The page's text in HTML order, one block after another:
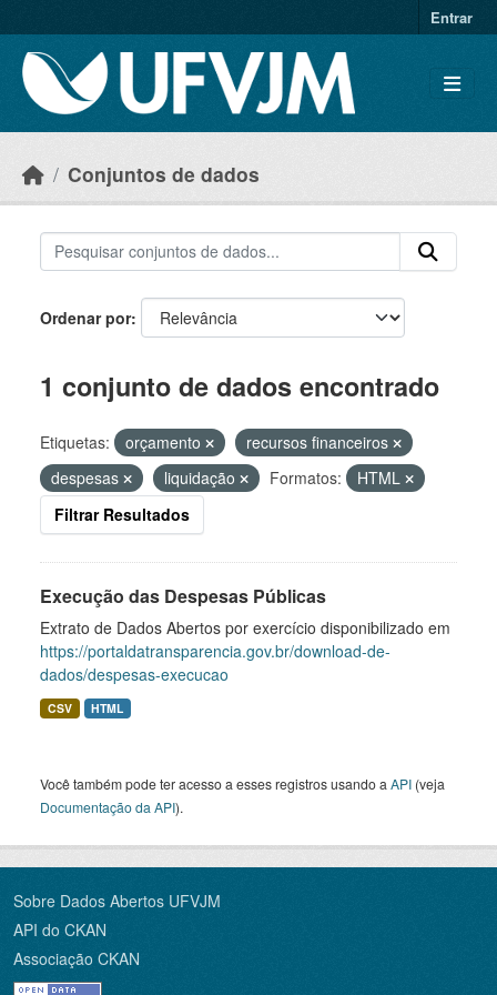
Entrar
Conjuntos de dados
Ordenar por
1 conjunto de dados encontrado
Etiquetas: orçamento
recursos financeiros
despesas
liquidação Formatos:
HTML
Filtrar Resultados
Execução das Despesas Públicas
Extrato de Dados Abertos por exercício disponibilizado em
https://portaldatransparencia.gov.br/download-de-
dados/despesas-execucao
CSV HTML
Você também pode ter acesso a esses registros usando a API (veja
Documentação da API).
Sobre Dados Abertos UFVJM
API do CKAN
Associação CKAN